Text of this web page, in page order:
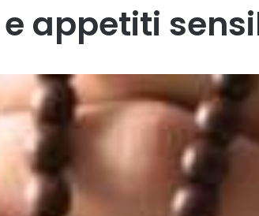
appetiti